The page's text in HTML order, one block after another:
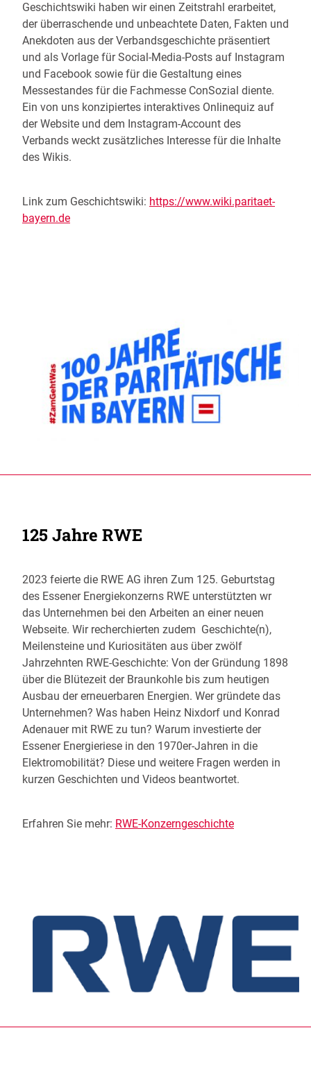
Geschichtswiki haben wir einen Zeitstrahl erarbeitet,
der überraschende und unbeachtete Daten, Fakten und
Anekdoten aus der Verbandsgeschichte präsentiert
und als Vorlage für Social-Media-Posts auf Instagram
und Facebook sowie für die Gestaltung eines
Messestandes für die Fachmesse ConSozial diente.
Ein von uns konzipiertes interaktives Onlinequiz auf
der Website und dem Instagram-Account des
Verbands weckt zusätzliches Interesse für die Inhalte
des Wikis.
Link zum Geschichtswiki: https://www.wiki.paritaet-
bayern.de
125 Jahre RWE
2023 feierte die RWE AG ihren Zum 125. Geburtstag
des Essener Energiekonzerns RWE unterstützten wr
das Unternehmen bei den Arbeiten an einer neuen
Webseite. Wir recherchierten zudem Geschichte(n),
Meilensteine und Kuriositäten aus über zwölf
Jahrzehnten RWE-Geschichte: Von der Gründung 1898
über die Blütezeit der Braunkohle bis zum heutigen
Ausbau der erneuerbaren Energien. Wer gründete das
Unternehmen? Was haben Heinz Nixdorf und Konrad
Adenauer mit RWE zu tun? Warum investierte der
Essener Energieriese in den 1970er-Jahren in die
Elektromobilität? Diese und weitere Fragen werden in
kurzen Geschichten und Videos beantwortet.
Erfahren Sie mehr: RWE-Konzerngeschichte